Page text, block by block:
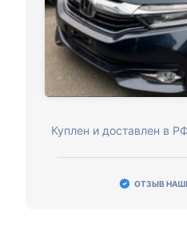
Куплен и доставлен в
ОТЗЫВ